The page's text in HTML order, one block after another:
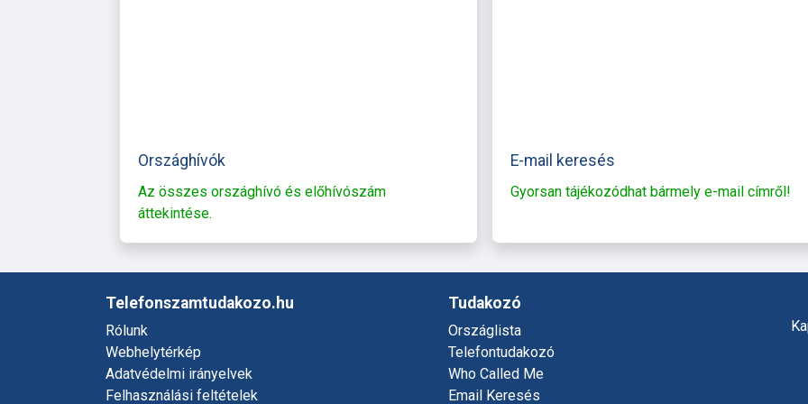
Országhívók
Az összes országhívó és előhívószám
áttekintése.
E-mail keresés
Gyorsan tájékozódhat bármely e-mail címről!
Telefonszamtudakozo.hu
Rólunk
Webhelytérkép
Adatvédelmi irányelvek
Felhasználási feltételek
Tudakozó
Országlista
Telefontudakozó
Who Called Me
Email Keresés